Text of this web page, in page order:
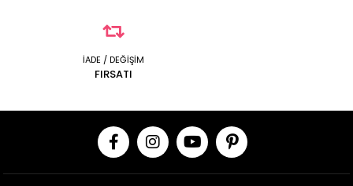
İADE / DEĞİŞİM
FIRSATI